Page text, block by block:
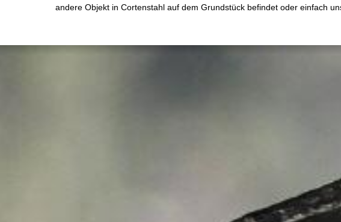
andere Objekt in Cortenstahl auf dem Grundstück befindet oder einfach